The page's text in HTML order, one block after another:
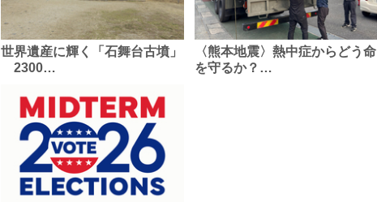
世界遺産に輝く「石舞台古墳」
2300…
〈熊本地震〉熱中症からどう命
を守るか？…